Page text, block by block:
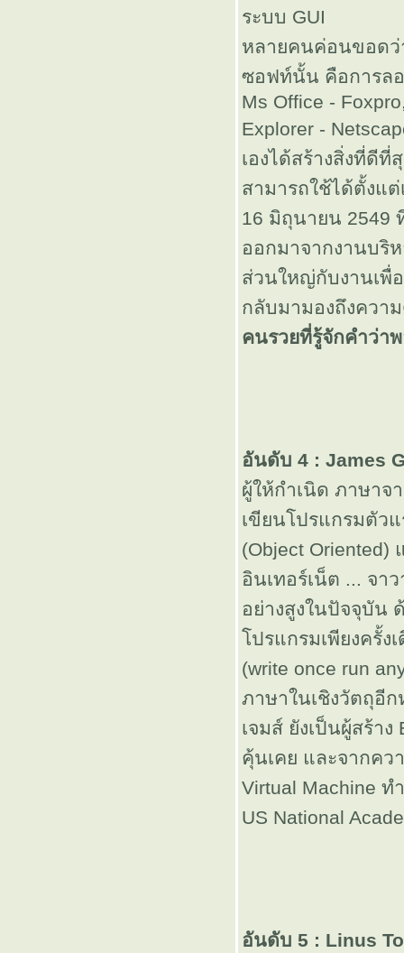
ระบบ GUI
หลายคนค่อนขอด
ซอฟท์นั้น คือการล
Ms Office -
Explorer -
เองได้สร้างสิ่งที่ดี
สามารถใช้ได้ตั้งแ
16 มิถุนายน 2549
ออกมาจากงานบริ
ส่วนใหญ่กับงานเพื่
กลับมามองถึงควา
คนรวยที่รู้จักคำว่า
อันดับ 4 : James
ผู้ให้กำเนิด ภาษาจ
เขียนโปรแกรมตัว
(Object Oriented)
อินเทอร์เน็ต ... จา
อย่างสูงในปัจจุบัน
ปรแกรมเพียงครั้ง
(write once run
ภาษาในเชิงวัตถุอี
เจมส์ ยังเป็นผู้สร้าง
คุ้นเคย และจากคว
Virtual Machine ท
US National
อันดับ 5 : Linus